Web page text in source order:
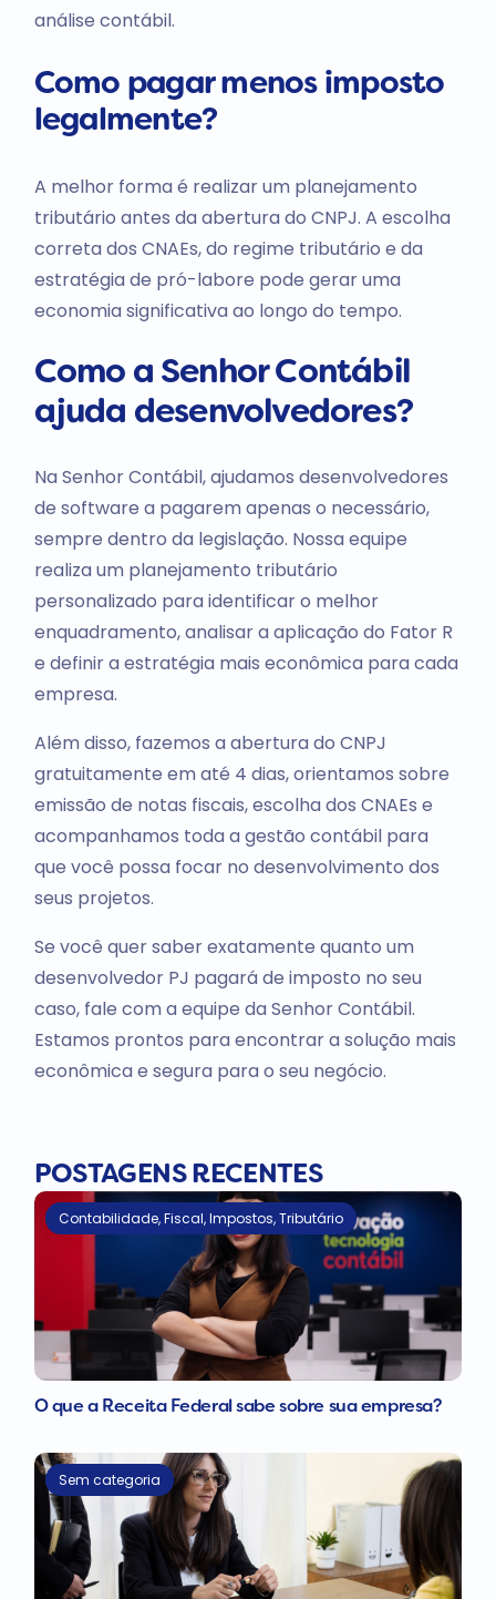
análise contábil.
Como pagar menos imposto
legalmente?
A melhor forma é realizar um planejamento
tributário antes da abertura do CNPJ. A escolha
correta dos CNAEs, do regime tributário e da
estratégia de pró-labore pode gerar uma
economia significativa ao longo do tempo.
Como a Senhor Contábil
ajuda desenvolvedores?
Na Senhor Contábil, ajudamos desenvolvedores
de software a pagarem apenas o necessário,
sempre dentro da legislação. Nossa equipe
realiza um planejamento tributário
personalizado para identificar o melhor
enquadramento, analisar a aplicação do Fator R
e definir a estratégia mais econômica para cada
empresa.
Além disso, fazemos a abertura do CNPJ
gratuitamente em até 4 dias, orientamos sobre
emissão de notas fiscais, escolha dos CNAEs e
acompanhamos toda a gestão contábil para
que você possa focar no desenvolvimento dos
seus projetos.
Se você quer saber exatamente quanto um
desenvolvedor PJ pagará de imposto no seu
caso, fale com a equipe da Senhor Contábil.
Estamos prontos para encontrar a solução mais
econômica e segura para o seu negócio.
POSTAGENS RECENTES
Contabilidade,Fiscal,Impostos,Tributário
O que a Receita Federal sabe sobre sua empresa?
Sem categoria